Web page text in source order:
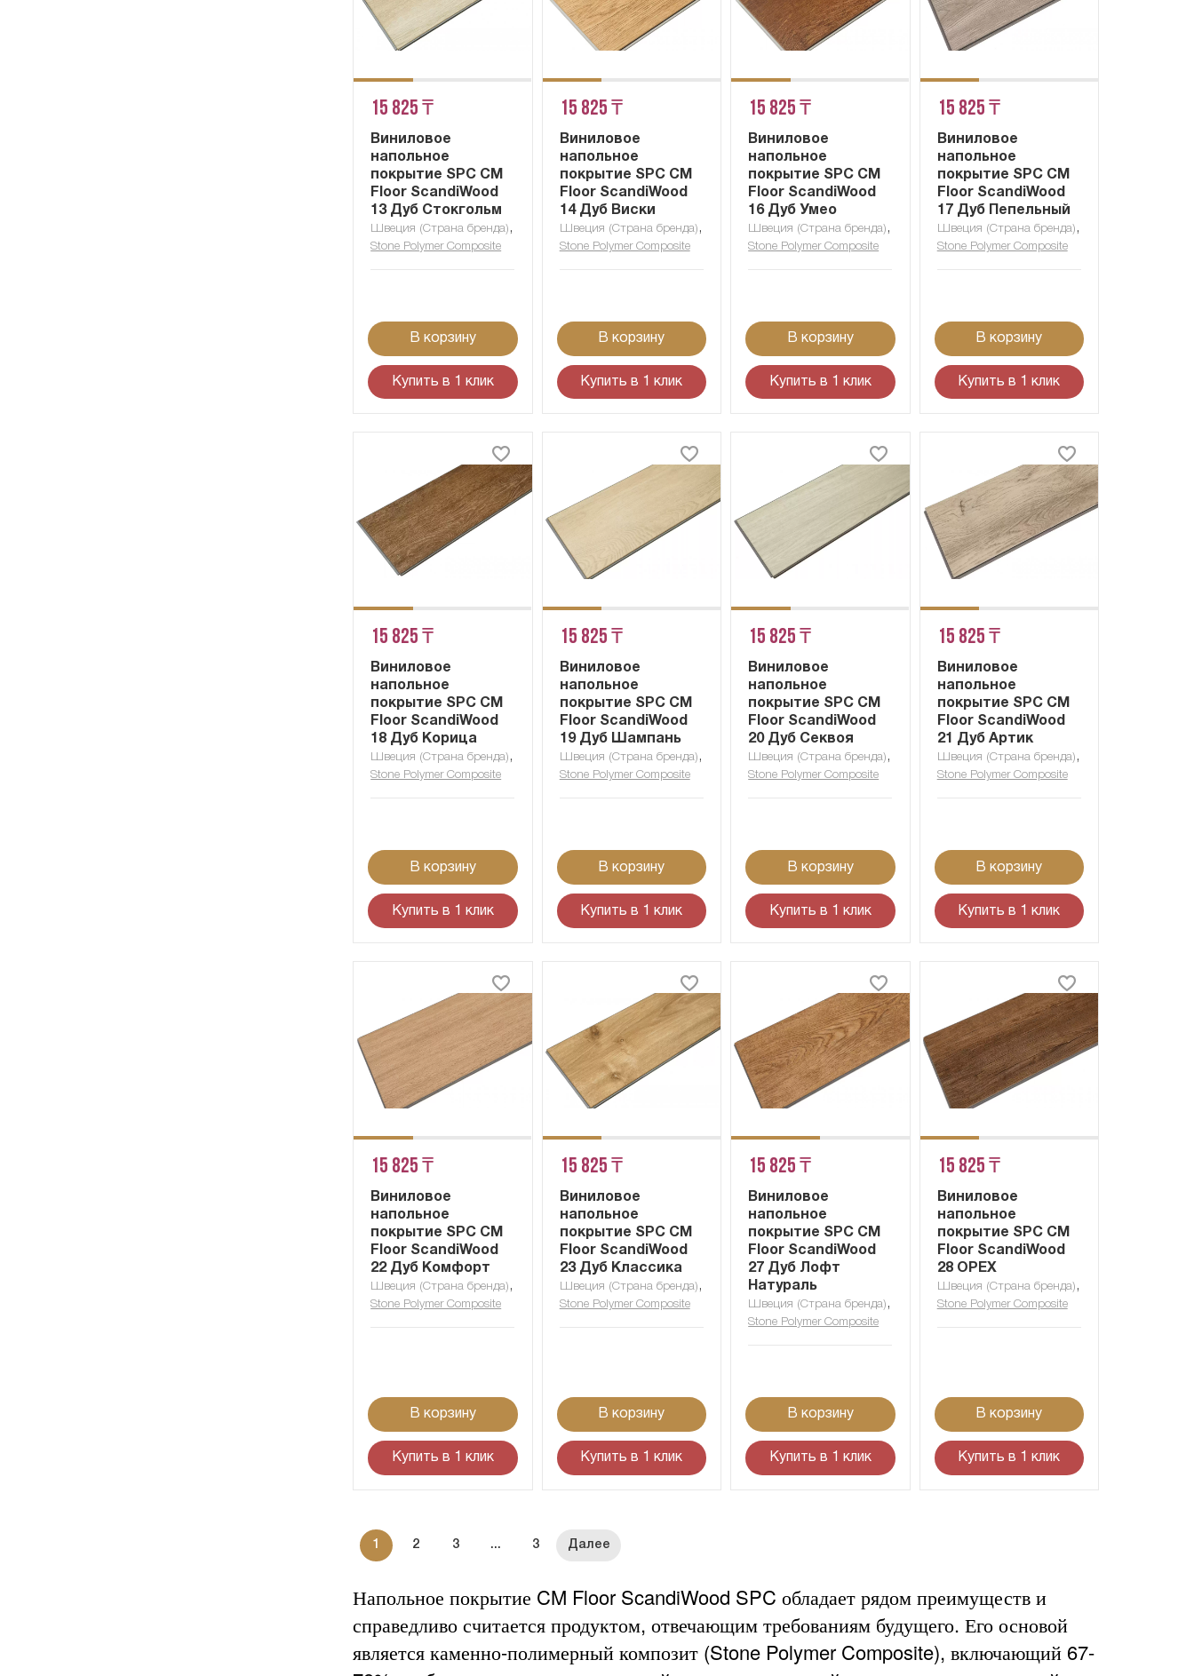
15 825 ₸
Виниловое
напольное
покрытие SPC CM
Floor ScandiWood
13 Дуб Стокгольм
Швеция (Страна бренда) ,
Stone Polymer Composite
В корзину
Купить в 1 клик
15 825 ₸
Виниловое
напольное
покрытие SPC CM
Floor ScandiWood
14 Дуб Виски
Швеция (Страна бренда) ,
Stone Polymer Composite
В корзину
Купить в 1 клик
15 825 ₸
Виниловое
напольное
покрытие SPC CM
Floor ScandiWood
16 Дуб Умео
Швеция (Страна бренда) ,
Stone Polymer Composite
В корзину
Купить в 1 клик
15 825 ₸
Виниловое
напольное
покрытие SPC CM
Floor ScandiWood
17 Дуб Пепельный
Швеция (Страна бренда) ,
Stone Polymer Composite
В корзину
Купить в 1 клик
15 825 ₸
Виниловое
напольное
покрытие SPC CM
Floor ScandiWood
18 Дуб Корица
Швеция (Страна бренда) ,
Stone Polymer Composite
В корзину
Купить в 1 клик
15 825 ₸
Виниловое
напольное
покрытие SPC CM
Floor ScandiWood
19 Дуб Шампань
Швеция (Страна бренда) ,
Stone Polymer Composite
В корзину
Купить в 1 клик
15 825 ₸
Виниловое
напольное
покрытие SPC CM
Floor ScandiWood
20 Дуб Секвоя
Швеция (Страна бренда) ,
Stone Polymer Composite
В корзину
Купить в 1 клик
15 825 ₸
Виниловое
напольное
покрытие SPC CM
Floor ScandiWood
21 Дуб Артик
Швеция (Страна бренда) ,
Stone Polymer Composite
В корзину
Купить в 1 клик
15 825 ₸
Виниловое
напольное
покрытие SPC CM
Floor ScandiWood
22 Дуб Комфорт
Швеция (Страна бренда) ,
Stone Polymer Composite
В корзину
Купить в 1 клик
15 825 ₸
Виниловое
напольное
покрытие SPC CM
Floor ScandiWood
23 Дуб Классика
Швеция (Страна бренда) ,
Stone Polymer Composite
В корзину
Купить в 1 клик
15 825 ₸
Виниловое
напольное
покрытие SPC CM
Floor ScandiWood
27 Дуб Лофт
Натураль
Швеция (Страна бренда) ,
Stone Polymer Composite
В корзину
Купить в 1 клик
15 825 ₸
Виниловое
напольное
покрытие SPC CM
Floor ScandiWood
28 ОРЕХ
Швеция (Страна бренда) ,
Stone Polymer Composite
В корзину
Купить в 1 клик
1 2 3 ... 3
Напольное покрытие CM Floor ScandiWood SPC обладает рядом преимуществ и
справедливо считается продуктом, отвечающим требованиям будущего. Его основой
является каменно-полимерный композит (Stone Polymer Composite), включающий 67-